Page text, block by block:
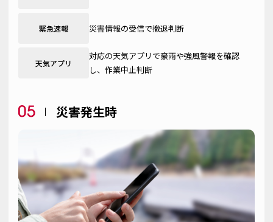
緊急速報 災害情報の受信で撤退判断
天気アプリ
対応の天気アプリで豪雨や強風警報を確認
し、作業中止判断
災害発生時